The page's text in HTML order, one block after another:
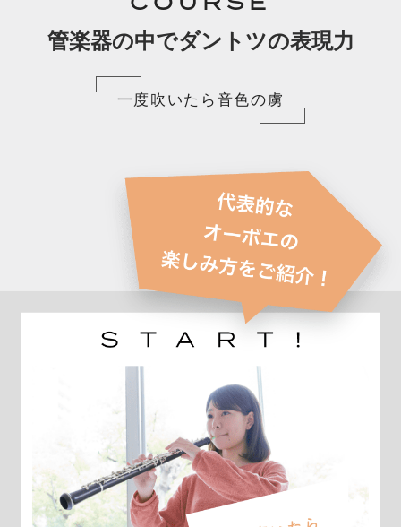
管楽器の中でダントツの表現力
一度吹いたら音色の虜